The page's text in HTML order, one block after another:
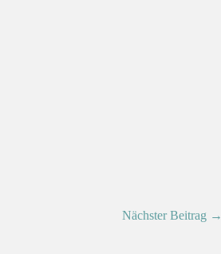
Nächster Beitrag →